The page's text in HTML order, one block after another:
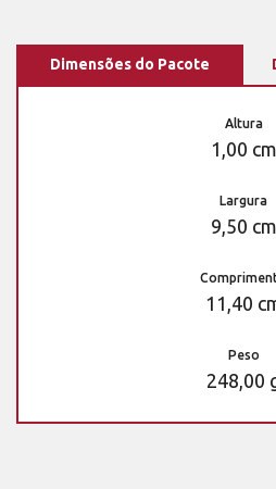
Dimensões do Pacote
Altura
1,00 cm
Largura
9,50 cm
11,40
Peso
248,00